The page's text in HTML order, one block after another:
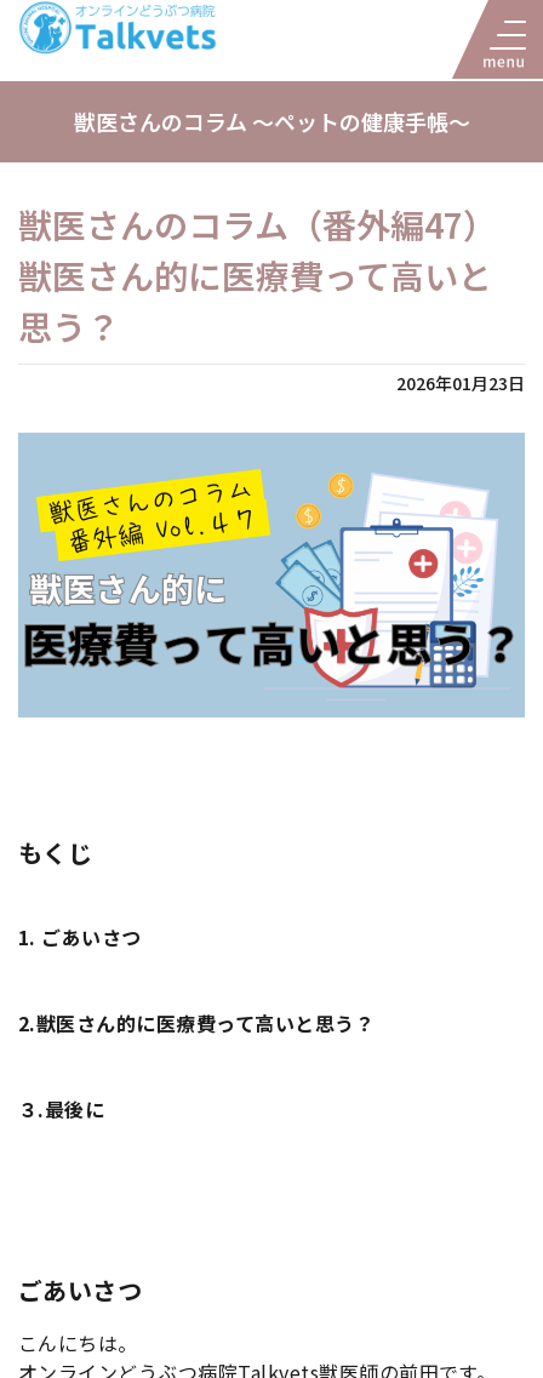
獣医さんのコラム 〜ペットの健康手帳〜
獣医さんのコラム（番外編47）
獣医さん的に医療費って高いと
思う？
2026年01月23日
もくじ
1. ごあいさつ
2.獣医さん的に医療費って高いと思う？
３.最後に
ごあいさつ
こんにちは。
オンラインどうぶつ病院Talkvets獣医師の前田です。